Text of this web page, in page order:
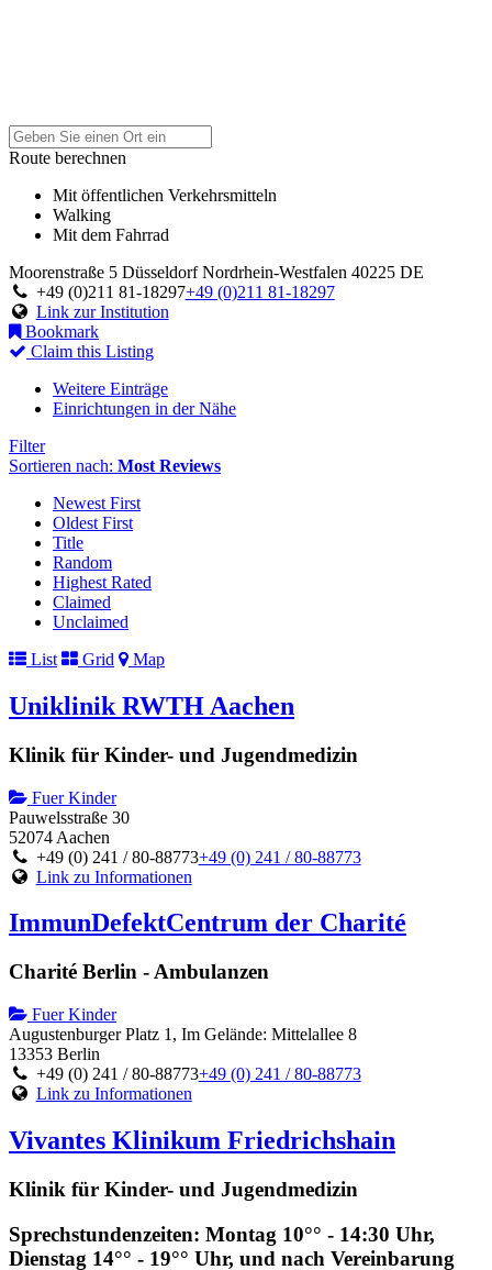
Route berechnen
Mit öffentlichen Verkehrsmitteln
Walking
Mit dem Fahrrad
Moorenstraße 5 Düsseldorf Nordrhein-Westfalen 40225 DE
+49 (0)211 81-18297+49 (0)211 81-18297
Link zur Institution
Bookmark
Claim this Listing
Weitere Einträge
Einrichtungen in der Nähe
Filter
Sortieren nach: Most Reviews
Newest First
Oldest First
Title
Random
Highest Rated
Claimed
Unclaimed
List
Grid Map
Uniklinik RWTH Aachen
Klinik für Kinder- und Jugendmedizin
Fuer Kinder
Pauwelsstraße 30
52074 Aachen
+49 (0) 241 / 80-88773+49 (0) 241 / 80-88773
Link zu Informationen
ImmunDefektCentrum der Charité
Charité Berlin - Ambulanzen
Fuer Kinder
Augustenburger Platz 1, Im Gelände: Mittelallee 8
13353 Berlin
+49 (0) 241 / 80-88773+49 (0) 241 / 80-88773
Link zu Informationen
Vivantes Klinikum Friedrichshain
Klinik für Kinder- und Jugendmedizin
Sprechstundenzeiten: Montag 10°° - 14:30 Uhr,
Dienstag 14°° - 19°° Uhr, und nach Vereinbarung